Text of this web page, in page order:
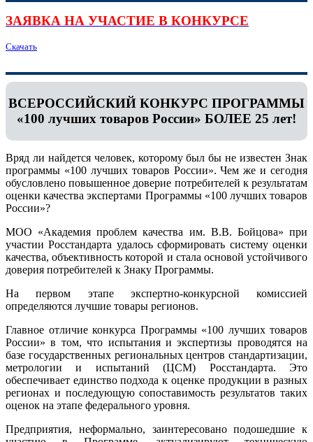
ЗАЯВКА НА УЧАСТИЕ В КОНКУРСЕ
Скачать
ВСЕРОССИЙСКИЙ КОНКУРС ПРОГРАММЫ
«100 лучших товаров России» БОЛЕЕ 25 лет!
Вряд ли найдется человек, которому был бы не известен Знак
программы «100 лучших товаров России». Чем же и сегодня
обусловлено повышенное доверие потребителей к результатам
оценки качества экспертами Программы «100 лучших товаров
России»?
МОО «Академия проблем качества им. В.В. Бойцова» при
участии Росстандарта удалось сформировать систему оценки
качества, объективность которой и стала основой устойчивого
доверия потребителей к Знаку Программы.
На первом этапе экспертно-конкурсной комиссией
определяются лучшие товары регионов.
Главное отличие конкурса Программы «100 лучших товаров
России» в том, что испытания и экспертизы проводятся на
базе государственных региональных центров стандартизации,
метрологии и испытаний (ЦCM) Росстандарта. Это
обеспечивает единство подхода к оценке продукции в разных
регионах и последующую сопоставимость результатов таких
оценок на этапе федерального уровня.
Предприятия, неформально, заинтересовано подошедшие к